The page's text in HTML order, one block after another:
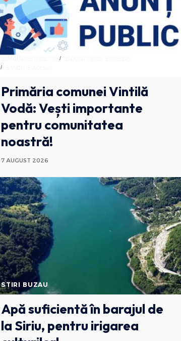
ADMINISTRATIV
Primăria comunei Vintilă
Vodă: Vești importante
pentru comunitatea
noastră!
7 AUGUST 2026
STIRI BUZAU
Apă suficientă în barajul de
la Siriu, pentru irigarea